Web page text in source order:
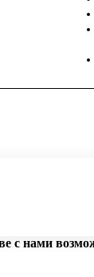
с нами